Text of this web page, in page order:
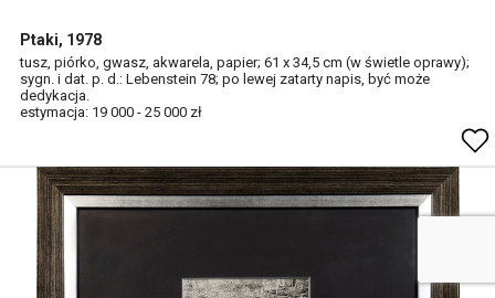
Ptaki, 1978
tusz, piórko, gwasz, akwarela, papier; 61 x 34,5 cm (w świetle oprawy);
sygn. i dat. p. d.: Lebenstein 78; po lewej zatarty napis, być może
dedykacja.
estymacja: 19 000 - 25 000 zł